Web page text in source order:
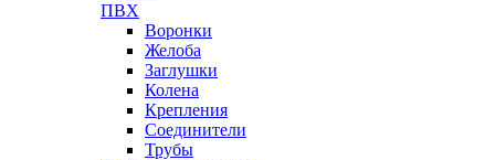
ПВХ
Воронки
Желоба
Заглушки
Колена
Крепления
Соединители
Трубы